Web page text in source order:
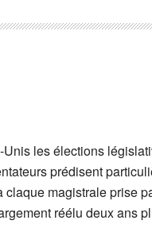
les élections
prédisent
magistrale prise
réélu deux ans